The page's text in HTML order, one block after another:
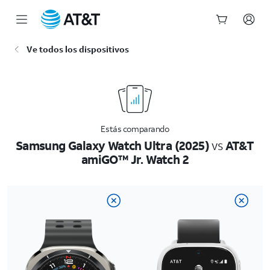
Ve todos los dispositivos
Estás comparando
Samsung Galaxy Watch Ultra (2025)vsAT&T
amiGO™ Jr. Watch 2